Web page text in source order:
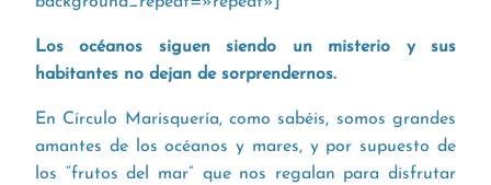
Los océanos siguen siendo un misterio y sus
habitantes no dejan de sorprendernos.
En Círculo Marisquería, como sabéis, somos grandes
amantes de los océanos y mares, y por supuesto de
los “frutos del mar” que nos regalan para disfrutar